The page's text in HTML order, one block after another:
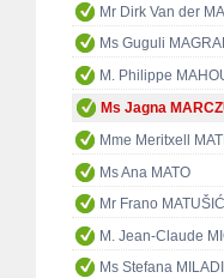
Mr Dirk Van der
Ms Guguli
M. Philippe
Ms Jagna
Mme Meritxell
Ms Ana MATO
Mr Frano MATUŠIĆ
M. Jean-Claude
Ms Stefana